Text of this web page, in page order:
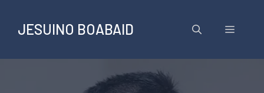
conteúdo
JESUINO BOABAID Menu